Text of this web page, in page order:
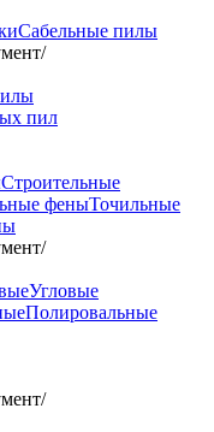
Сабельные пилы
/
пил
Строительные
феныТочильные
/
Угловые
Полировальные
/